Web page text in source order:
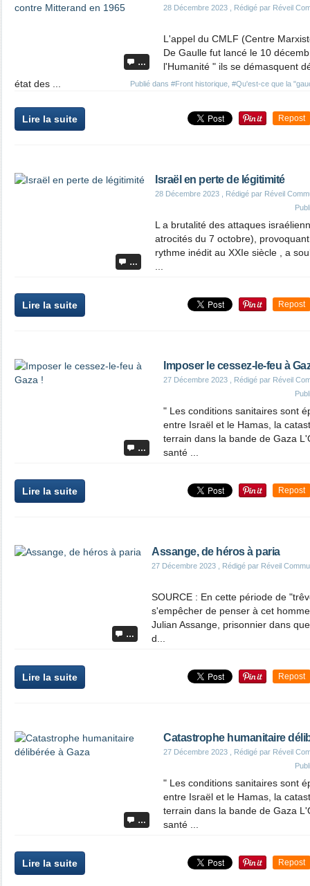
…
28 Décembre 2023 , Rédigé par Réveil
Publié dans #Front historique #Qu'est-ce que la
L'appel du CMLF (Centre
De Gaulle fut lancé le 10
l'Humanité " ils se démasquent
état des ...
Lire la suite Repost
…
Israël en perte de légitimité
28 Décembre 2023 , Rédigé par Réveil
L a brutalité des attaques
atrocités du 7 octobre),
rythme inédit au XXIe siècle , a
Lire la suite Repost
…
Imposer le cessez-le-feu à
27 Décembre 2023 , Rédigé par Réveil
" Les conditions sanitaires sont
entre Israël et le Hamas, la
terrain dans la bande de Gaza
santé ...
Lire la suite Repost
…
Assange, de héros à paria
27 Décembre 2023 , Rédigé par Réveil
SOURCE : En cette période de
s'empêcher de penser à cet
Julian Assange, prisonnier dans
d...
Lire la suite Repost
…
Catastrophe humanitaire
27 Décembre 2023 , Rédigé par Réveil
" Les conditions sanitaires sont
entre Israël et le Hamas, la
terrain dans la bande de Gaza
santé ...
Lire la suite Repost